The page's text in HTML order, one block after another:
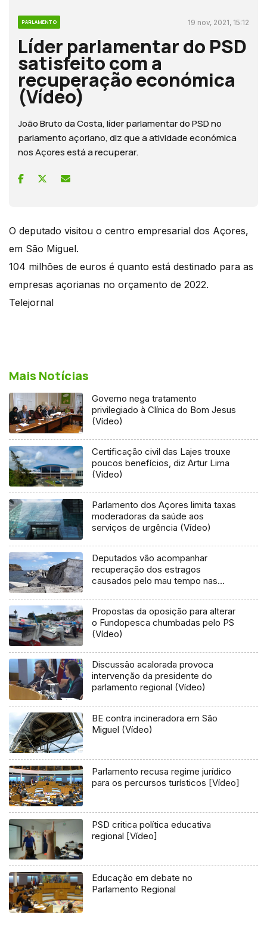
PARLAMENTO 19 nov, 2021, 15:12
Líder parlamentar do PSD
satisfeito com a
recuperação económica
(Vídeo)
João Bruto da Costa, líder parlamentar do PSD no
parlamento açoriano, diz que a atividade económica
nos Açores está a recuperar.
O deputado visitou o centro empresarial dos Açores,
em São Miguel.
104 milhões de euros é quanto está destinado para as
empresas açorianas no orçamento de 2022.
Telejornal
Mais Notícias
Governo nega tratamento
privilegiado à Clínica do Bom Jesus
(Vídeo)
Certificação civil das Lajes trouxe
poucos benefícios, diz Artur Lima
(Vídeo)
Parlamento dos Açores limita taxas
moderadoras da saúde aos
serviços de urgência (Vídeo)
Deputados vão acompanhar
recuperação dos estragos
causados pelo mau tempo nas
Propostas da oposição para alterar
o Fundopesca chumbadas pelo PS
(Vídeo)
Discussão acalorada provoca
intervenção da presidente do
parlamento regional (Vídeo)
BE contra incineradora em São
Miguel (Vídeo)
Parlamento recusa regime jurídico
para os percursos turísticos [Vídeo]
PSD critica política educativa
regional [Vídeo]
Educação em debate no
Parlamento Regional